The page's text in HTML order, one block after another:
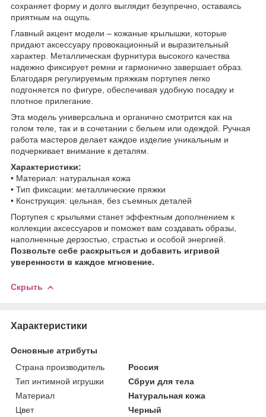
сохраняет форму и долго выглядит безупречно, оставаясь
приятным на ощупь.
Главный акцент модели – кожаные крылышки, которые
придают аксессуару провокационный и выразительный
характер. Металлическая фурнитура высокого качества
надежно фиксирует ремни и гармонично завершает образ.
Благодаря регулируемым пряжкам портупея легко
подгоняется по фигуре, обеспечивая удобную посадку и
плотное прилегание.
Эта модель универсальна и органично смотрится как на
голом теле, так и в сочетании с бельем или одеждой. Ручная
работа мастеров делает каждое изделие уникальным и
подчеркивает внимание к деталям.
Характеристики:
• Материал: натуральная кожа
• Тип фиксации: металлические пряжки
• Конструкция: цельная, без съемных деталей
Портупея с крыльями станет эффектным дополнением к
коллекции аксессуаров и поможет вам создавать образы,
наполненные дерзостью, страстью и особой энергией.
Позвольте себе раскрыться и добавить игривой
уверенности в каждое мгновение.
Скрыть
Характеристики
Основные атрибуты
Страна производитель
Россия
Тип интимной игрушки
Сбруи для тела
Материал
Натуральная кожа
Цвет
Черный